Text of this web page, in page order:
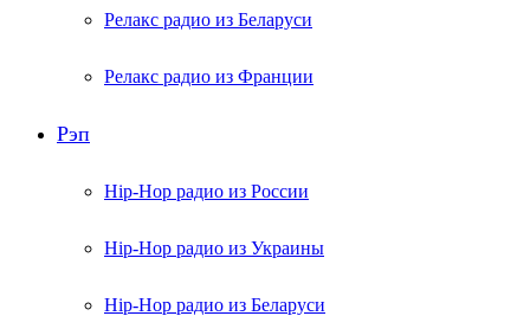
Релакс радио из Беларуси
Релакс радио из Франции
Рэп
Hip-Hop радио из России
Hip-Hop радио из Украины
Hip-Hop радио из Беларуси